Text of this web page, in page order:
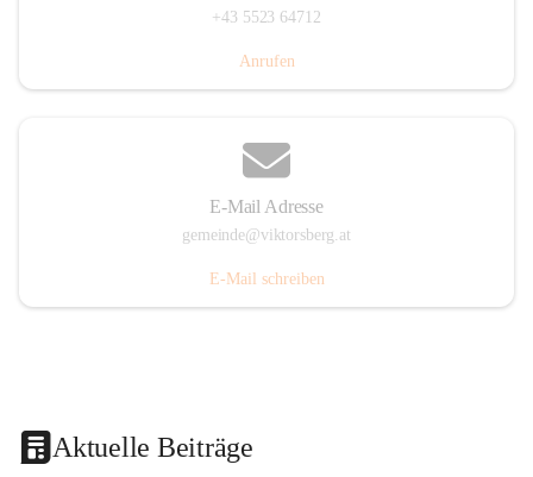
+43 5523 64712
Anrufen
E-Mail Adresse
gemeinde@viktorsberg.at
E-Mail schreiben
Aktuelle Beiträge